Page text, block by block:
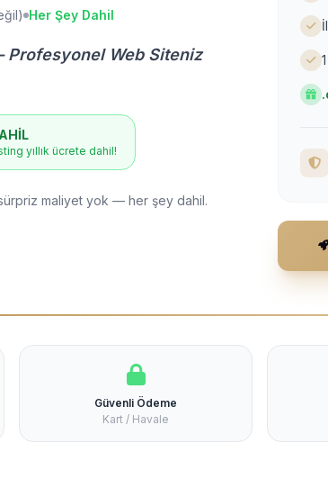
Her Şey Dahil
Profesyonel Web Siteniz
yıllık ücrete dahil!
sürpriz maliyet yok — her şey dahil.
Güvenli Ödeme
Kart / Havale